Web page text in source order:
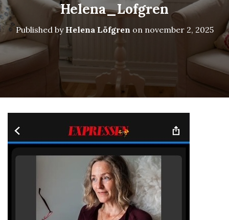
Helena_Lofgren
Published by Helena Löfgren on november 2, 2025